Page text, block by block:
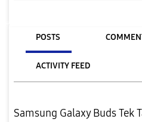
POSTS
ACTIVITY FEED
Samsung Galaxy Buds Tek